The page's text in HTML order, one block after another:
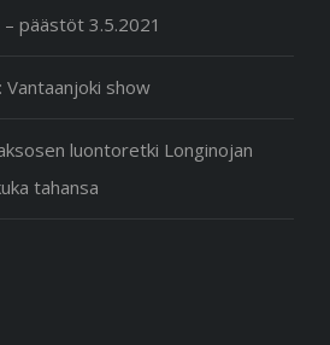
päästöt 3.5.2021
Vantaanjoki show
luontoretki Longinojan
tahansa